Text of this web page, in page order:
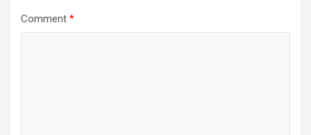
Comment *